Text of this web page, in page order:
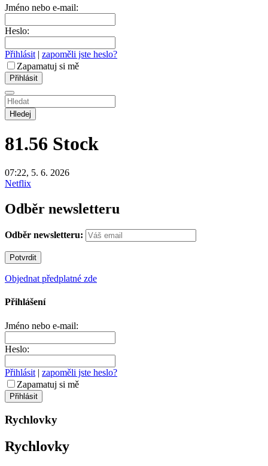
Jméno nebo e-mail:
Heslo:
Přihlásit | zapoměli jste heslo?
Zapamatuj si mě
Hledej
81.56 Stock
07:22, 5. 6. 2026
Netflix
Odběr newsletteru
Odběr newsletteru:
Objednat předplatné zde
Přihlášení
Jméno nebo e-mail:
Heslo:
Přihlásit | zapoměli jste heslo?
Zapamatuj si mě
Rychlovky
Rychlovky